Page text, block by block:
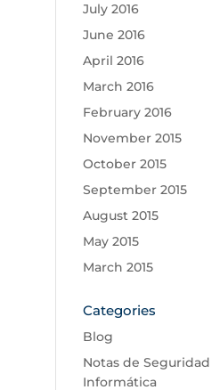
July 2016
June 2016
April 2016
March 2016
February 2016
November 2015
October 2015
September 2015
August 2015
May 2015
March 2015
Categories
Blog
Notas de Seguridad
Informática